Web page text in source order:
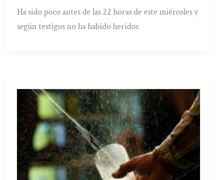
Ha sido poco antes de las 22 horas de este miércoles y
según testigos no ha habido heridos